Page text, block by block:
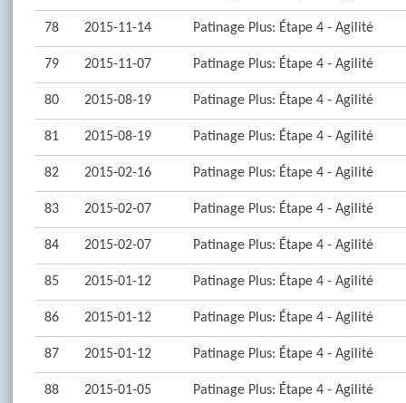
78 2015-11-14 Patinage Plus: Étape 4 - Agilité
79 2015-11-07 Patinage Plus: Étape 4 - Agilité
80 2015-08-19 Patinage Plus: Étape 4 - Agilité
81 2015-08-19 Patinage Plus: Étape 4 - Agilité
82 2015-02-16 Patinage Plus: Étape 4 - Agilité
83 2015-02-07 Patinage Plus: Étape 4 - Agilité
84 2015-02-07 Patinage Plus: Étape 4 - Agilité
85 2015-01-12 Patinage Plus: Étape 4 - Agilité
86 2015-01-12 Patinage Plus: Étape 4 - Agilité
87 2015-01-12 Patinage Plus: Étape 4 - Agilité
88 2015-01-05 Patinage Plus: Étape 4 - Agilité